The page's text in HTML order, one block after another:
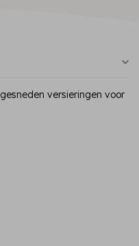
versieringen voor